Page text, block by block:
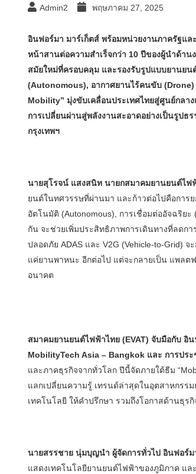
Admin2 พฤษภาคม 27, 2025
อินฟอร์มา มาร์เก็ตส์ พร้อมหน่วยงานภาครัฐแ
หน้าสานต่อความสำเร็จกว่า 10 ปีของผู้นำด้า
สมัยใหม่ที่ครอบคลุม และรองรับรูปแบบยานย
(Autonomous), อากาศยานไร้คนขับ
Mobility” มุ่งขับเคลื่อนประเทศไทยสู่ศูนย์กลา
การเปลี่ยนผ่านสู่พลังงานสะอาดอย่างเป็นรูปธ
กรุงเทพฯ
นายสุโรจน์ แสงสนิท นายกสมาคมยานยนต์ไฟฟ้
ยนต์ในทศวรรษที่ผ่านมา และก้าวต่อไปคือการ
อัตโนมัติ (Autonomous), การเชื่อมต่ออัจฉริยะ
กัน จะช่วยเพิ่มประสิทธิภาพการเดินทางที่ลดก
ปลอดภัย ADAS และ V2G (Vehicle-to-Grid)
แค่ยานพาหนะ อีกต่อไป แต่จะกลายเป็น แพลต
อนาคต
สมาคมยานยนต์ไฟฟ้าไทย (EVAT) จับมือกับ อิ
MobilityTech Asia – Bangkok และ การปร
และภาคธุรกิจจากทั่วโลก ปีนี้จัดภายใต้ธีม
แลกเปลี่ยนความรู้ เทรนด์ล่าสุดในอุตสาหกรร
เทคโนโลยี ให้คำปรึกษา รวมถึงโอกาสด้านธุร
นายสรรชาย นุ่มบุญนำ ผู้จัดการทั่วไป อินฟอร์ม
แสดงเทคโนโลยียานยนต์ไฟฟ้าของภูมิภาค แล